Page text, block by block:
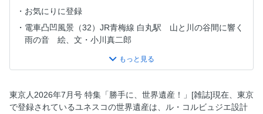
お気にりに登録
電車凸凹風景（32）JR青梅線 白丸駅 山と川の谷間に響く
雨の音 絵、文・小川真二郎
東京空撮案内（55）お台場 写真、文・吉永陽一
july 2026 no.507 contents
［東京点画］高橋一晃「町の寿司屋よ、再び」
［東京点画］Skaai「東京に居場所をつくる」
東京人2026年7月号 特集「勝手に、世界遺産！」[雑誌]現在、東京
で登録されているユネスコの世界遺産は、ル・コルビュジエ設計